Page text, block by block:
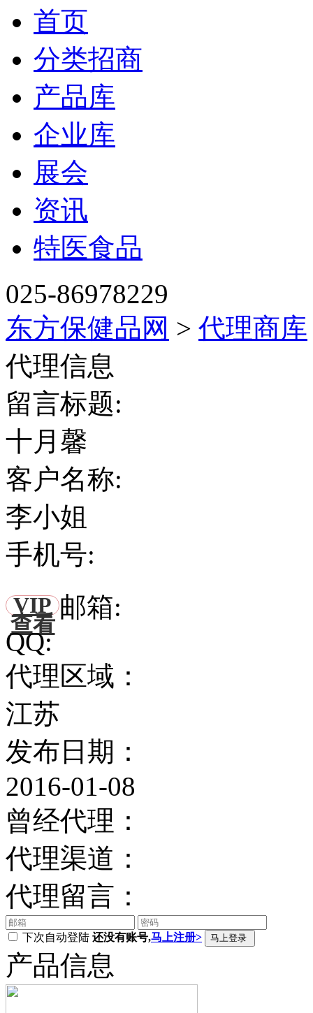
首页
分类招商
产品库
企业库
展会
资讯
特医食品
025-86978229
东方保健品网 > 代理商库
代理信息
留言标题:
十月馨
客户名称:
李小姐
手机号:
VIP
查看
邮箱:
QQ:
代理区域：
江苏
发布日期：
2016-01-08
曾经代理：
代理渠道：
代理留言：
下次自动登陆 还没有账号,马上注册>
产品信息